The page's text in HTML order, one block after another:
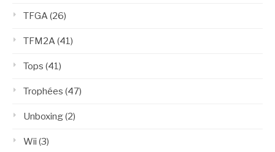
TFGA(26)
TFM2A(41)
Tops (41)
Trophées (47)
Unboxing(2)
Wii (3)